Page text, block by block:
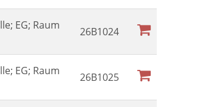
EG; Raum
26B1024
EG; Raum
26B1025